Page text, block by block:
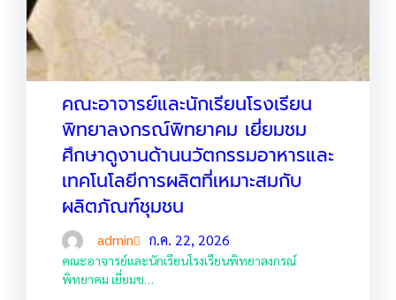
คณะอาจารย์และนักเรียนโรงเรียน
พิทยาลงกรณ์พิทยาคม เยี่ยมชม
ศึกษาดูงานด้านนวัตกรรมอาหารและ
เทคโนโลยีการผลิตที่เหมาะสมกับ
ผลิตภัณฑ์ชุมชน
admin ก.ค. 22, 2026
คณะอาจารย์และนักเรียนโรงเรียนพิทยาลงกรณ์
พิทยาคม เยี่ยมช…